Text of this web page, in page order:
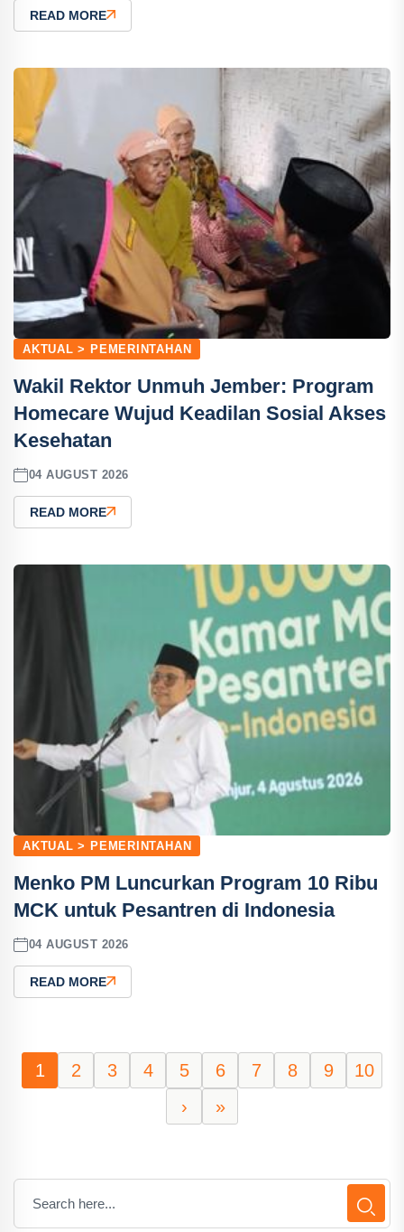
READ MORE
AKTUAL > PEMERINTAHAN
Wakil Rektor Unmuh Jember: Program
Homecare Wujud Keadilan Sosial Akses
Kesehatan
04 AUGUST 2026
READ MORE
AKTUAL > PEMERINTAHAN
Menko PM Luncurkan Program 10 Ribu
MCK untuk Pesantren di Indonesia
04 AUGUST 2026
READ MORE
1 2 3 4 5 6 7 8 9
10
›
»